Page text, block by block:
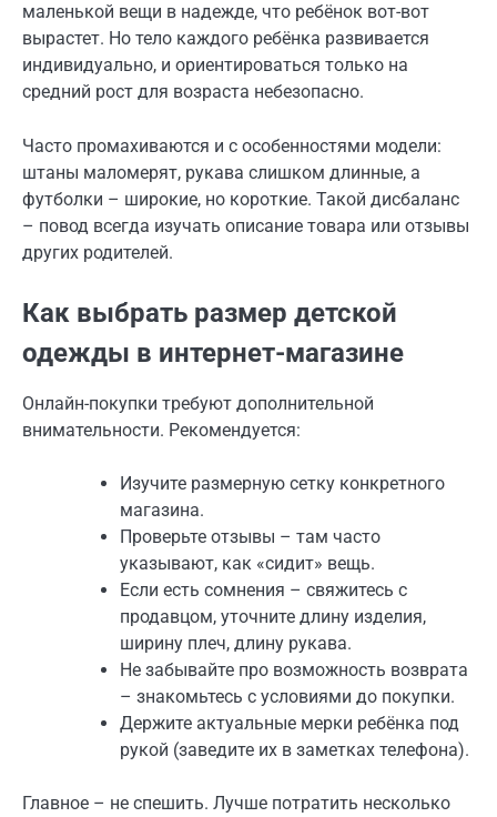
маленькой вещи в надежде, что ребёнок вот-вот
вырастет. Но тело каждого ребёнка развивается
индивидуально, и ориентироваться только на
средний рост для возраста небезопасно.
Часто промахиваются и с особенностями модели:
штаны маломерят, рукава слишком длинные, а
футболки – широкие, но короткие. Такой дисбаланс
– повод всегда изучать описание товара или отзывы
других родителей.
Как выбрать размер детской
одежды в интернет-магазине
Онлайн-покупки требуют дополнительной
внимательности. Рекомендуется:
Изучите размерную сетку конкретного
магазина.
Проверьте отзывы – там часто
указывают, как «сидит» вещь.
Если есть сомнения – свяжитесь с
продавцом, уточните длину изделия,
ширину плеч, длину рукава.
Не забывайте про возможность возврата
– знакомьтесь с условиями до покупки.
Держите актуальные мерки ребёнка под
рукой (заведите их в заметках телефона).
Главное – не спешить. Лучше потратить несколько